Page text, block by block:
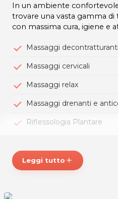
In un ambiente
trovare una vasta gamma
con massima cura, igiene e
Massaggi decontratturanti
Massaggi cervicali
Massaggi relax
Massaggi drenanti e
Riflessologia Plantare
TOLLON!
*Prezzi di listino verificati in
Leggi tutto add